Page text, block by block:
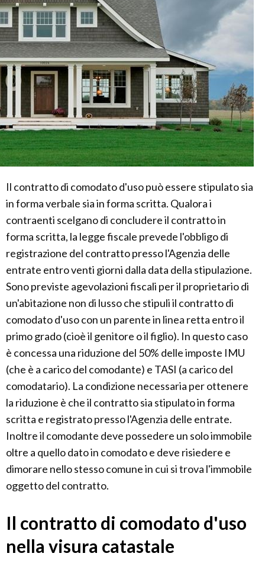
Il contratto di comodato d'uso può essere stipulato sia
in forma verbale sia in forma scritta. Qualora i
contraenti scelgano di concludere il contratto in
forma scritta, la legge fiscale prevede l'obbligo di
registrazione del contratto presso l'Agenzia delle
entrate entro venti giorni dalla data della stipulazione.
Sono previste agevolazioni fiscali per il proprietario di
un'abitazione non di lusso che stipuli il contratto di
comodato d'uso con un parente in linea retta entro il
primo grado (cioè il genitore o il figlio). In questo caso
è concessa una riduzione del 50% delle imposte IMU
(che è a carico del comodante) e TASI (a carico del
comodatario). La condizione necessaria per ottenere
la riduzione è che il contratto sia stipulato in forma
scritta e registrato presso l'Agenzia delle entrate.
Inoltre il comodante deve possedere un solo immobile
oltre a quello dato in comodato e deve risiedere e
dimorare nello stesso comune in cui si trova l'immobile
oggetto del contratto.
Il contratto di comodato d'uso
nella visura catastale